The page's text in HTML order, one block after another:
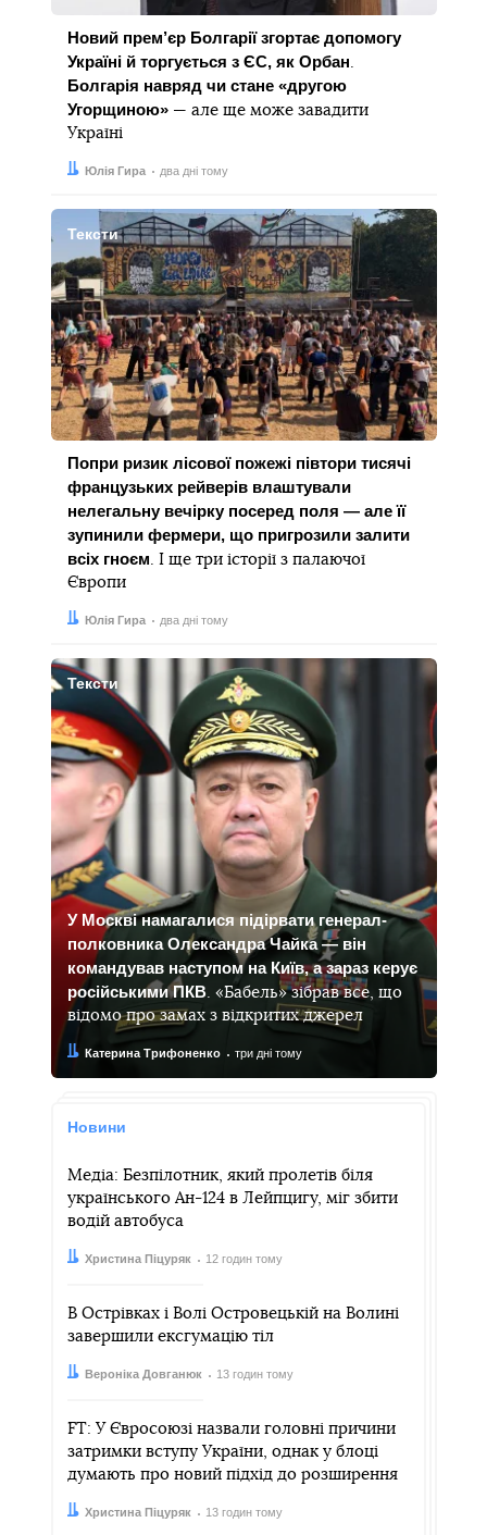
Новий прем’єр Болгарії згортає допомогу
Україні й торгується з ЄС, як Орбан
Болгарія навряд чи стане «другою
Угорщиною» — але ще може завадити
Україні
Автор:
Юлія Гира
Дата: два дні тому
Тексти
Попри ризик лісової пожежі півтори тисячі
французьких рейверів влаштували
нелегальну вечірку посеред поля — але її
зупинили фермери, що пригрозили залити
всіх гноєм . І ще три історії з палаючої
Європи
Автор:
Юлія Гира
Дата: два дні тому
Тексти
У Москві намагалися підірвати генерал-
полковника Олександра Чайка — він
командував наступом на Київ, а зараз керує
російськими ПКВ. «Бабель» зібрав все, що
відомо про замах з відкритих джерел
Автор:Катерина Трифоненко
Дата: три дні тому
Новини
Медіа: Безпілотник, який пролетів біля
українського Ан-124 в Лейпцигу, міг збити
водій автобуса
Автор:
Христина Піцуряк
Дата: 12 годин тому
В Острівках і Волі Островецькій на Волині
завершили ексгумацію тіл
Автор:Вероніка Довганюк
Дата: 13 годин тому
FT: У Євросоюзі назвали головні причини
затримки вступу України, однак у блоці
думають про новий підхід до розширення
Автор:
Христина Піцуряк
Дата: 13 годин тому